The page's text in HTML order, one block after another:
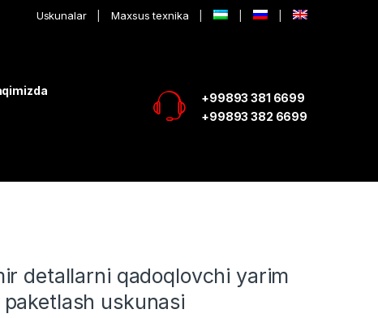
Uskunalar Maxsus texnika
+99893 381 6699
+99893 382 6699
detallarni qadoqlovchi yarim
uskunasi